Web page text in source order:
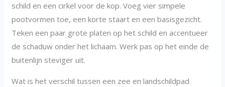
schild en een cirkel voor de kop. Voeg vier simpele
pootvormen toe, een korte staart en een basisgezicht.
Teken een paar grote platen op het schild en accentueer
de schaduw onder het lichaam. Werk pas op het einde de
buitenlijn steviger uit.
Wat is het verschil tussen een zee en landschildpad